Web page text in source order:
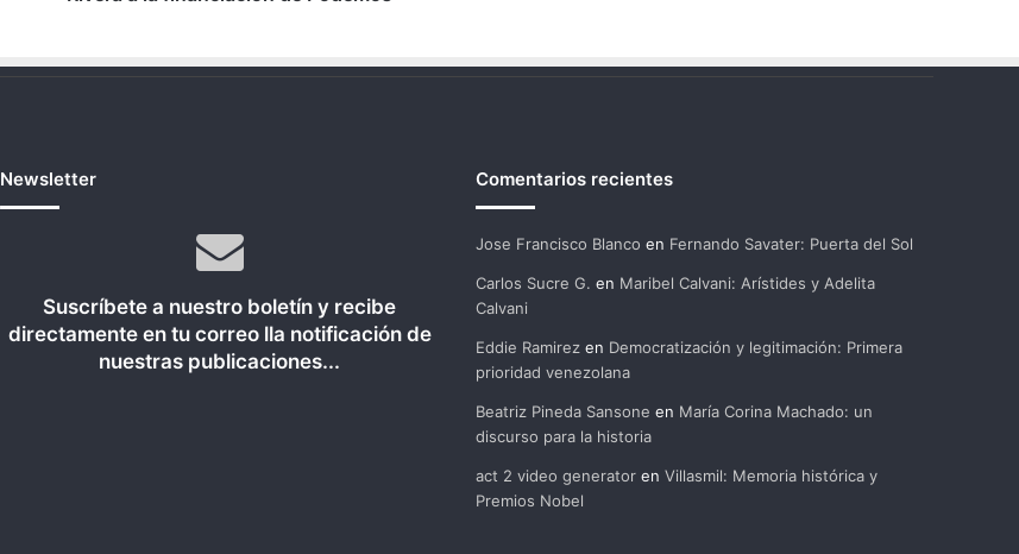
Podemos
Newsletter
Suscríbete a nuestro boletín y recibe
directamente en tu correo lla notificación de
nuestras publicaciones...
Comentarios recientes
Jose Francisco Blanco en Fernando Savater: Puerta del Sol
Carlos Sucre G. en Maribel Calvani: Arístides y Adelita
Calvani
Eddie Ramirezen Democratización y legitimación: Primera
prioridad venezolana
Beatriz Pineda Sansone en María Corina Machado: un
discurso para la historia
act 2 video generatoren Villasmil: Memoria histórica y
Premios Nobel